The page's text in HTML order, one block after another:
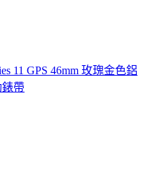
11 GPS 46mm 玫瑰金色鋁
帶